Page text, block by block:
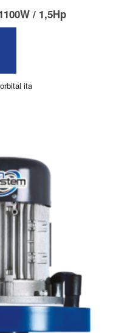
/ 1,5Hp
ita